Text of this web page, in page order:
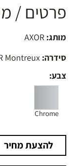
פרטים /
מותג:
סידרה:
צבע:
Chrome
להצעת מחיר